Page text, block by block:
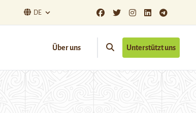
DE
Über uns Unterstützt uns